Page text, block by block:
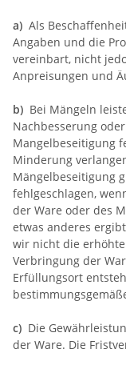
a) Als
Angaben und die
vereinbart, nicht
Anpreisungen und
b) Bei Mängeln
Nachbesserung
Mangelbeseitigung
Minderung
Mängelbeseitigung
fehlgeschlagen,
der Ware oder des
etwas anderes
wir nicht die
Verbringung der
Erfüllungsort
c) Die
der Ware. Die